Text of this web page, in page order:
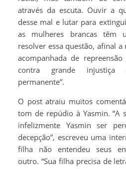
através da escuta. Ouvir a
desse mal e lutar para
as mulheres brancas têm
resolver essa questão, afinal
acompanhada de
contra grande injustiça
permanente”.
O post atraiu muitos
tom de repúdio à Yasmin. “A
infelizmente Yasmin ser
decepção”, escreveu uma
filha não entendeu seus
outro. “Sua filha precisa de